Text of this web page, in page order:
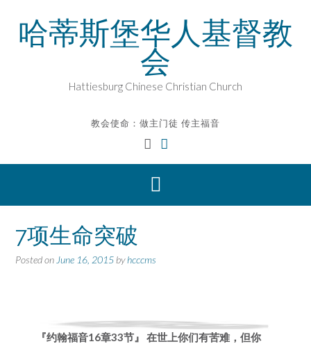
content哈蒂斯堡华人基督教
会
Hattiesburg Chinese Christian Church
教会使命：做主门徒 传主福音
7项生命突破
Posted on June 16, 2015 byhcccms
『约翰福音16章33节』 在世上你们有苦难，但你